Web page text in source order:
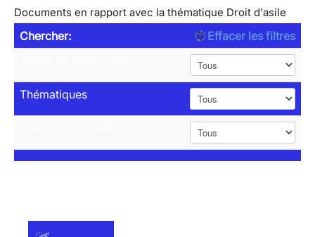
Documents en rapport avec la thématique Droit d'asile
Chercher:
Effacer les filtres
Thématiques